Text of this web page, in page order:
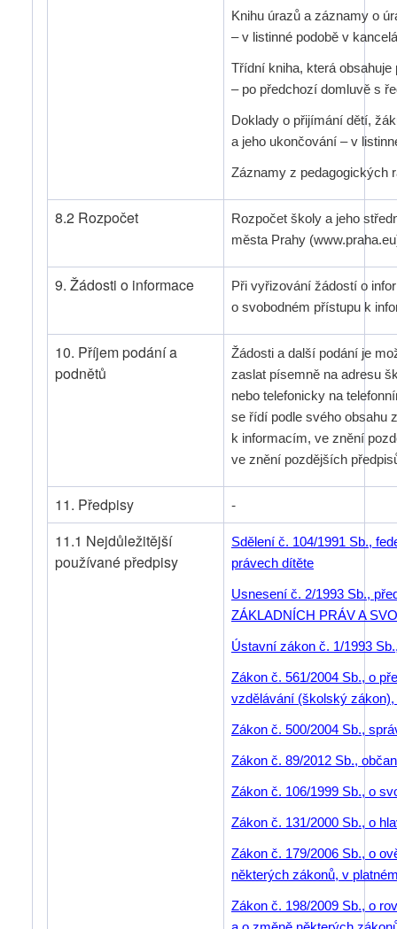
Knihu úrazů a záznamy o
– v listinné podobě v
Třídní kniha, která
– po předchozí domluvě s
Doklady o přijímání dětí,
a jeho ukončování – v
Záznamy z pedagogických
8.2 Rozpočet
Rozpočet školy a jeho
města Prahy
9. Žádosti o informace
Při vyřizování žádostí o
o svobodném přístupu k
10. Příjem podání a
podnětů
Žádosti a další podání je
zaslat písemně na adresu
nebo telefonicky na
se řídí podle svého obsahu
k informacím, ve znění
ve znění pozdějších
11. Předpisy
-
11.1 Nejdůležitější
používané předpisy
Sdělení č. 104/1991 Sb.,
právech dítěte
Usnesení č. 2/1993 Sb.,
ZÁKLADNÍCH PRÁV A
Ústavní zákon č. 1/1993
Zákon č. 561/2004 Sb., o
vzdělávání (školský
Zákon č. 500/2004 Sb.,
Zákon č. 89/2012 Sb.,
Zákon č. 106/1999 Sb., o
Zákon č. 131/2000 Sb., o
Zákon č. 179/2006 Sb., o
některých zákonů, v
Zákon č. 198/2009 Sb., o